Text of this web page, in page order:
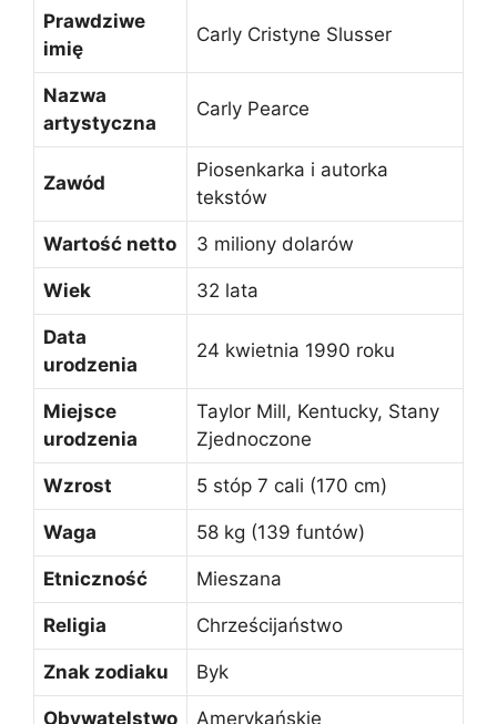
Prawdziwe
imię
Carly Cristyne Slusser
Nazwa
artystyczna
Carly Pearce
Zawód
Piosenkarka i autorka
tekstów
Wartość netto 3 miliony dolarów
Wiek 32 lata
Data
urodzenia
24 kwietnia 1990 roku
Miejsce
urodzenia
Taylor Mill, Kentucky, Stany
Zjednoczone
Wzrost 5 stóp 7 cali (170 cm)
Waga 58 kg (139 funtów)
Etniczność Mieszana
Religia Chrześcijaństwo
Znak zodiaku Byk
Obywatelstwo Amerykańskie